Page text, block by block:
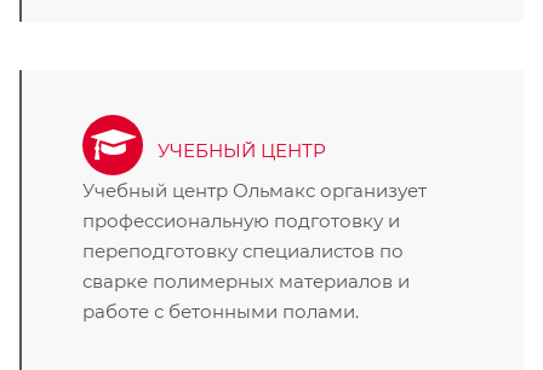
УЧЕБНЫЙ ЦЕНТР
Учебный центр Ольмакс организует
профессиональную подготовку и
переподготовку специалистов по
сварке полимерных материалов и
работе с бетонными полами.